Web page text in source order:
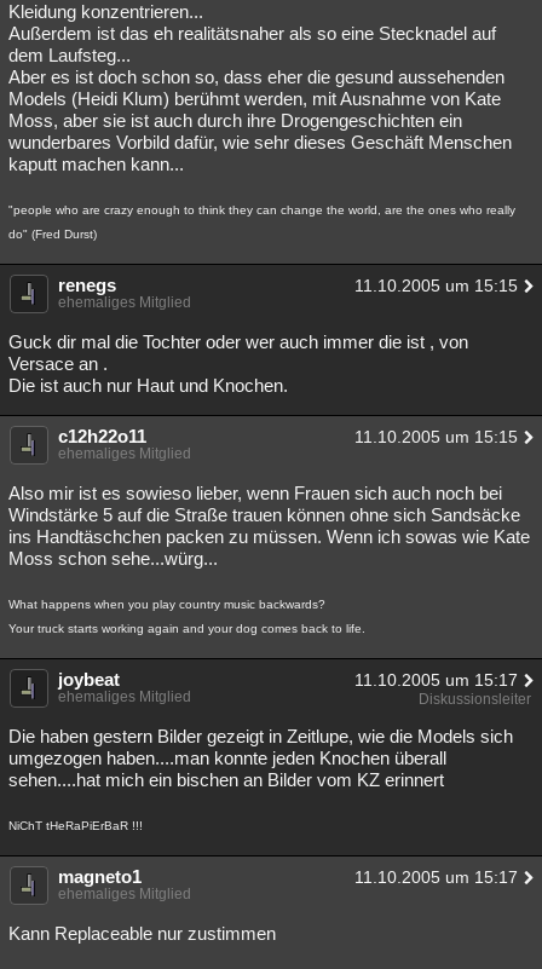
Kleidung konzentrieren...
Außerdem ist das eh realitätsnaher als so eine Stecknadel auf
dem Laufsteg...
Aber es ist doch schon so, dass eher die gesund aussehenden
Models (Heidi Klum) berühmt werden, mit Ausnahme von Kate
Moss, aber sie ist auch durch ihre Drogengeschichten ein
wunderbares Vorbild dafür, wie sehr dieses Geschäft Menschen
kaputt machen kann...
"people who are crazy enough to think they can change the world, are the ones who really
do" (Fred Durst)
renegs 11.10.2005 um 15:15
ehemaliges Mitglied
Guck dir mal die Tochter oder wer auch immer die ist , von
Versace an .
Die ist auch nur Haut und Knochen.
c12h22o11 11.10.2005 um 15:15
ehemaliges Mitglied
Also mir ist es sowieso lieber, wenn Frauen sich auch noch bei
Windstärke 5 auf die Straße trauen können ohne sich Sandsäcke
ins Handtäschchen packen zu müssen. Wenn ich sowas wie Kate
Moss schon sehe...würg...
What happens when you play country music backwards?
Your truck starts working again and your dog comes back to life.
joybeat 11.10.2005 um 15:17
ehemaliges Mitglied Diskussionsleiter
Die haben gestern Bilder gezeigt in Zeitlupe, wie die Models sich
umgezogen haben....man konnte jeden Knochen überall
sehen....hat mich ein bischen an Bilder vom KZ erinnert
NiChT tHeRaPiErBaR !!!
magneto1 11.10.2005 um 15:17
ehemaliges Mitglied
Kann Replaceable nur zustimmen